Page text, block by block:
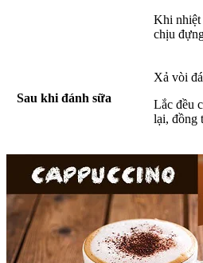
Khi nhiệt
chịu
Sau khi đánh sữa
Xả vòi
Lắc đều
lại, đồng